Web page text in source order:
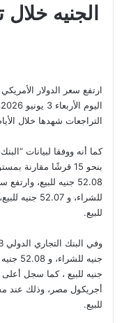
الجنيه خلال
ارتفع سعر الدولار
التراجعات شهدها خلال
كما أنه ووفقا لبيانات
للبيع.
جنيه للبيع ، كما سجل
للبيع.